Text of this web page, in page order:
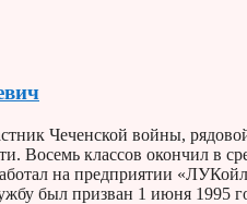
Чеченской войны,
Восемь классов окончил в
на предприятии
был призван 1 июня 1995